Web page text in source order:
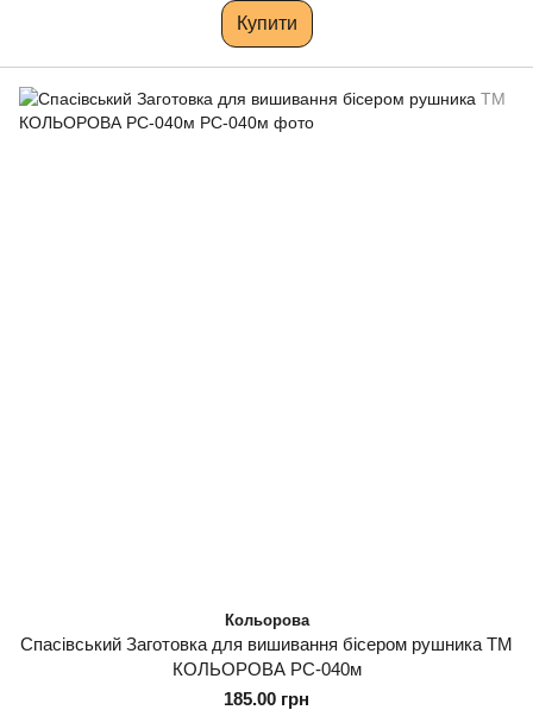
Купити
Кольорова
Спасівський Заготовка для вишивання бісером рушника ТМ
КОЛЬОРОВА РС-040м
185.00 грн